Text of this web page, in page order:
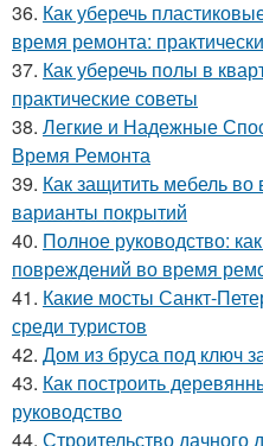
36. Как уберечь
время ремонта:
37. Как уберечь полы в
практические советы
38. Легкие и Надежные
Время Ремонта
39. Как защитить мебель
варианты покрытий
40. Полное руководство:
повреждений во время
41. Какие мосты Санкт-
среди туристов
42. Дом из бруса под ключ
43. Как построить
руководство
44. Строительство дачного